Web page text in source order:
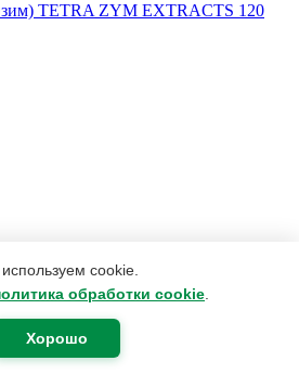
cookie.
обработки cookie
Хорошо
TETRA ZYM EXTRACTS 120